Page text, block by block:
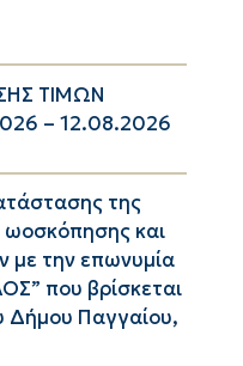
ΤΙΜΩΝ
– 12.08.2026
της
και
με την επωνυμία
που βρίσκεται
Δήμου Παγγαίου,